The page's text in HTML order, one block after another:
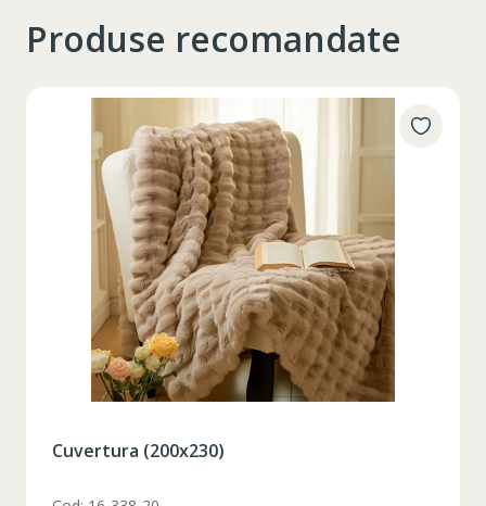
Produse recomandate
Set pahare vin rosu 6 pcs / 490 ml